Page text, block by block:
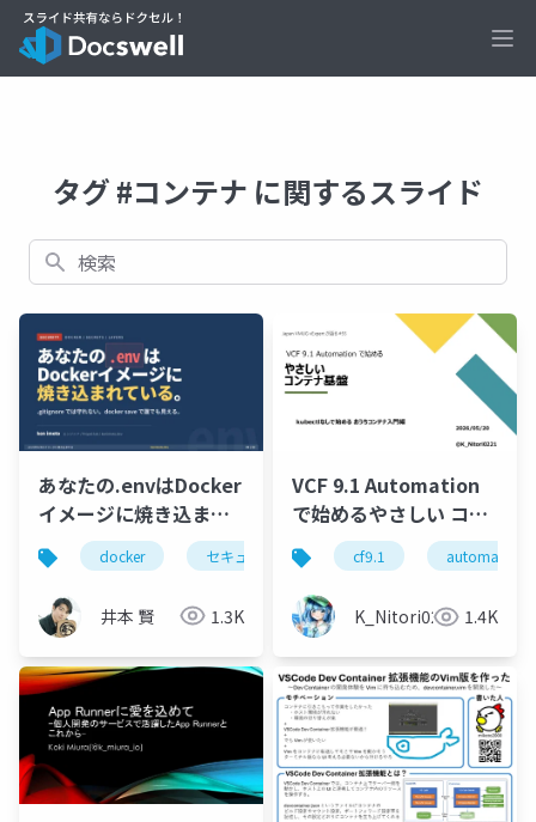
タグ #コンテナ に関するスライド
検索
あなたの.envはDocker
イメージに焼き込ま
れ、誰でも抜き出せる
― Dockerセキュリティ
12枚
docker セキュリティ devsecops buildkit
井本 賢 1.3K
VCF 9.1 Automation
で始めるやさしい コン
テナ基盤 kubectlな
しで始める おうちコン
テナ入門編
cf9.1 automation
K_Nitori0221 1.4K